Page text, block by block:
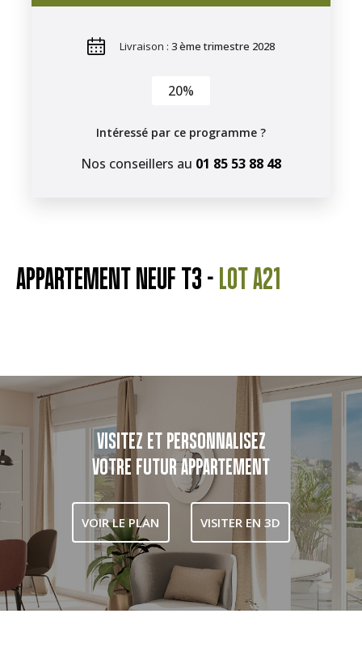
Livraison : 3 ème trimestre 2028
20%
Intéressé par ce programme ?
Nos conseillers au 01 85 53 88 48
APPARTEMENT NEUF T3 - LOT A21
VISITEZ ET PERSONNALISEZ
VOTRE FUTUR APPARTEMENT
VOIR LE PLAN VISITER EN 3D